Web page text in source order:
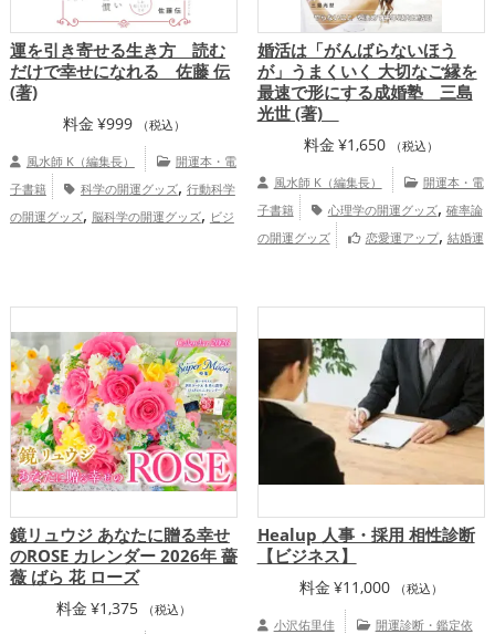
運を引き寄せる生き方 読む
だけで幸せになれる 佐藤 伝
(著)
料金 ¥999 （税込）
風水師 K（編集長）
開運本・電
子書籍
科学の開運グッズ, 行動科学
の開運グッズ, 脳科学の開運グッズ, ビジ
婚活は「がんばらないほう
が」うまくいく 大切なご縁を
最速で形にする成婚塾 三島
光世 (著)
料金 ¥1,650 （税込）
風水師 K（編集長）
開運本・電
子書籍
心理学の開運グッズ, 確率論
の開運グッズ
恋愛運アップ, 結婚運
鏡リュウジ あなたに贈る幸せ
のROSE カレンダー 2026年 薔
薇 ばら 花 ローズ
料金 ¥1,375 （税込）
Healup 人事・採用 相性診断
【ビジネス】
料金 ¥11,000 （税込）
小沢佑里佳
開運診断・鑑定依